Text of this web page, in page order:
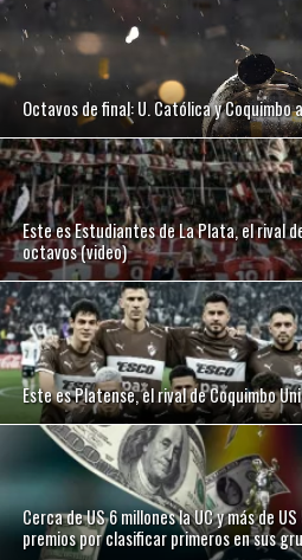
Octavos de final: U. Católica y
Este es Estudiantes de La Plata, el rival
octavos (video)
Este es Platense, el rival de Coquimbo
Cerca de US 6 millones la UC y más de
premios por clasificar primeros en sus